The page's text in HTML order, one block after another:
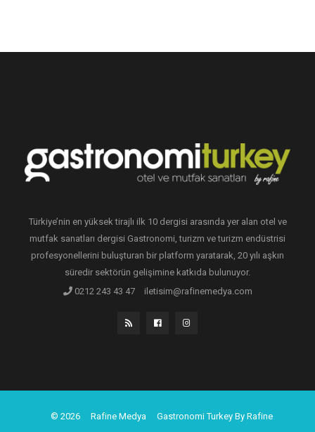
Türkiye’nin en yüksek tirajlı ilk 10 dergisi arasında yer alan otel ve
mutfak sanatları dergisi Gastronomi, turizm ve turizm endüstrisi
profesyonellerini buluşturan bir platform yaratarak, 20 yılı aşkın
süredir sektörün gelişimine katkıda bulunuyor.
0212 243 43 47
iletisim@rafinemedya.com
© 2026 Rafine Medya Gastronomi Turkey By Rafine